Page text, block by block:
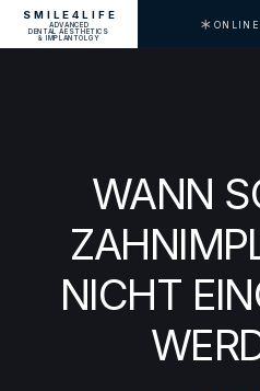
SMILE4LIFE
ADVANCED
DENTAL AESTHETICS
& IMPLANTOLGY
MENU
WANN
NICHT